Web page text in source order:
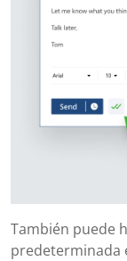
También puede
predeterminada